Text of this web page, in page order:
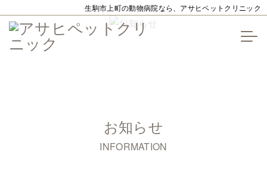
生駒市上町の動物病院なら、アサヒペットクリニック
お知らせ
INFORMATION